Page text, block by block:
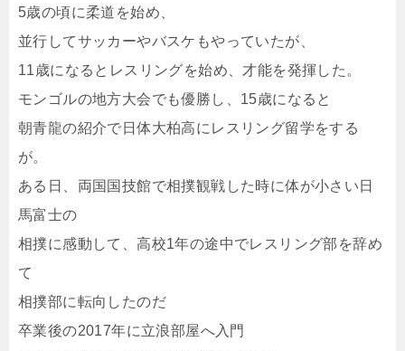
5歳の頃に柔道を始め、
並行してサッカーやバスケもやっていたが、
11歳になるとレスリングを始め、才能を発揮した。
モンゴルの地方大会でも優勝し、15歳になると
朝青龍の紹介で日体大柏高にレスリング留学をする
が。
ある日、両国国技館で相撲観戦した時に体が小さい日
馬富士の
相撲に感動して、高校1年の途中でレスリング部を辞め
て
相撲部に転向したのだ
卒業後の2017年に立浪部屋へ入門